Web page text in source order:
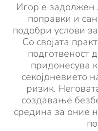
Игор е задолжен
поправки и
подобри услови
Со својата
подготвеност
придонесува
секојдневието
ризик.
создавање
средина за оние